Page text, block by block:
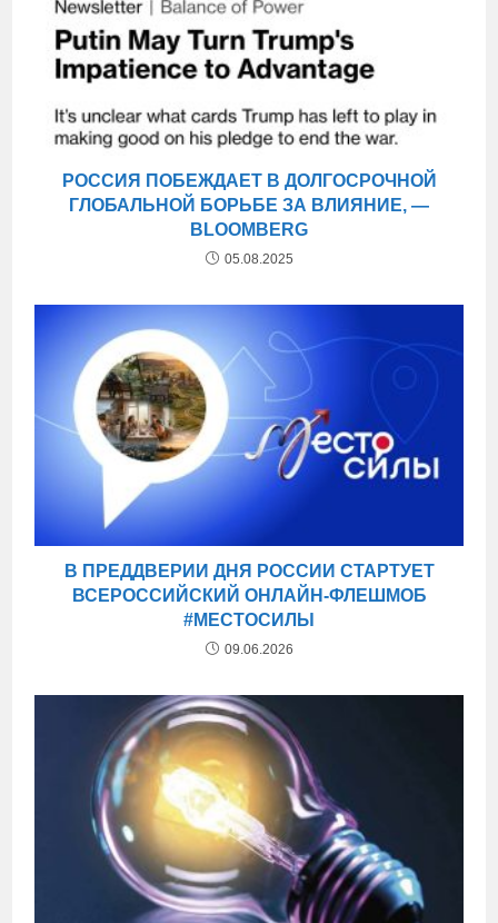
РОССИЯ ПОБЕЖДАЕТ В ДОЛГОСРОЧНОЙ
ГЛОБАЛЬНОЙ БОРЬБЕ ЗА ВЛИЯНИЕ, —
BLOOMBERG
05.08.2025
В ПРЕДДВЕРИИ ДНЯ РОССИИ СТАРТУЕТ
ВСЕРОССИЙСКИЙ ОНЛАЙН-ФЛЕШМОБ
#МЕСТОСИЛЫ
09.06.2026